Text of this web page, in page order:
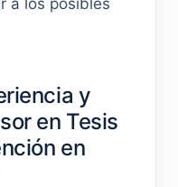
y
en Tesis
en